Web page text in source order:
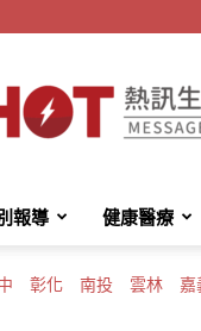
報導 健康醫療
彰化 南投 雲林 嘉